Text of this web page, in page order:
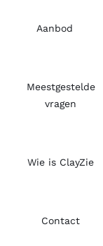
Aanbod
Meestgestelde
vragen
Wie is ClayZie
Contact